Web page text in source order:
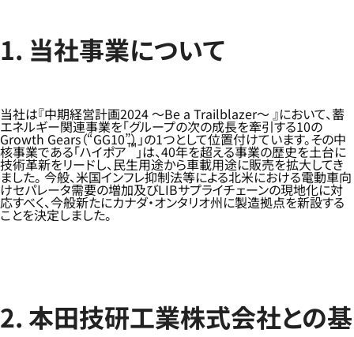
1. 当社事業について
当社は『中期経営計画2024 ～Be a Trailblazer～ 』において、蓄
エネルギー関連事業を「グループの次の成長を牽引する10の
Growth Gears（“GG10”）」の1つとして位置付けています。その中
核事業である「ハイポア™」は、40年を超える事業の歴史を土台に
技術革新をリードし、民生用途から車載用途に販売を拡大してき
ました。 今般、米国インフレ抑制法等による北米における電動車向
けセパレータ需要の増加及びLIBサプライチェーンの現地化に対
応すべく、今般新たにカナダ・オンタリオ州に製造拠点を新設する
ことを決定しました。
2. 本田技研工業株式会社との基